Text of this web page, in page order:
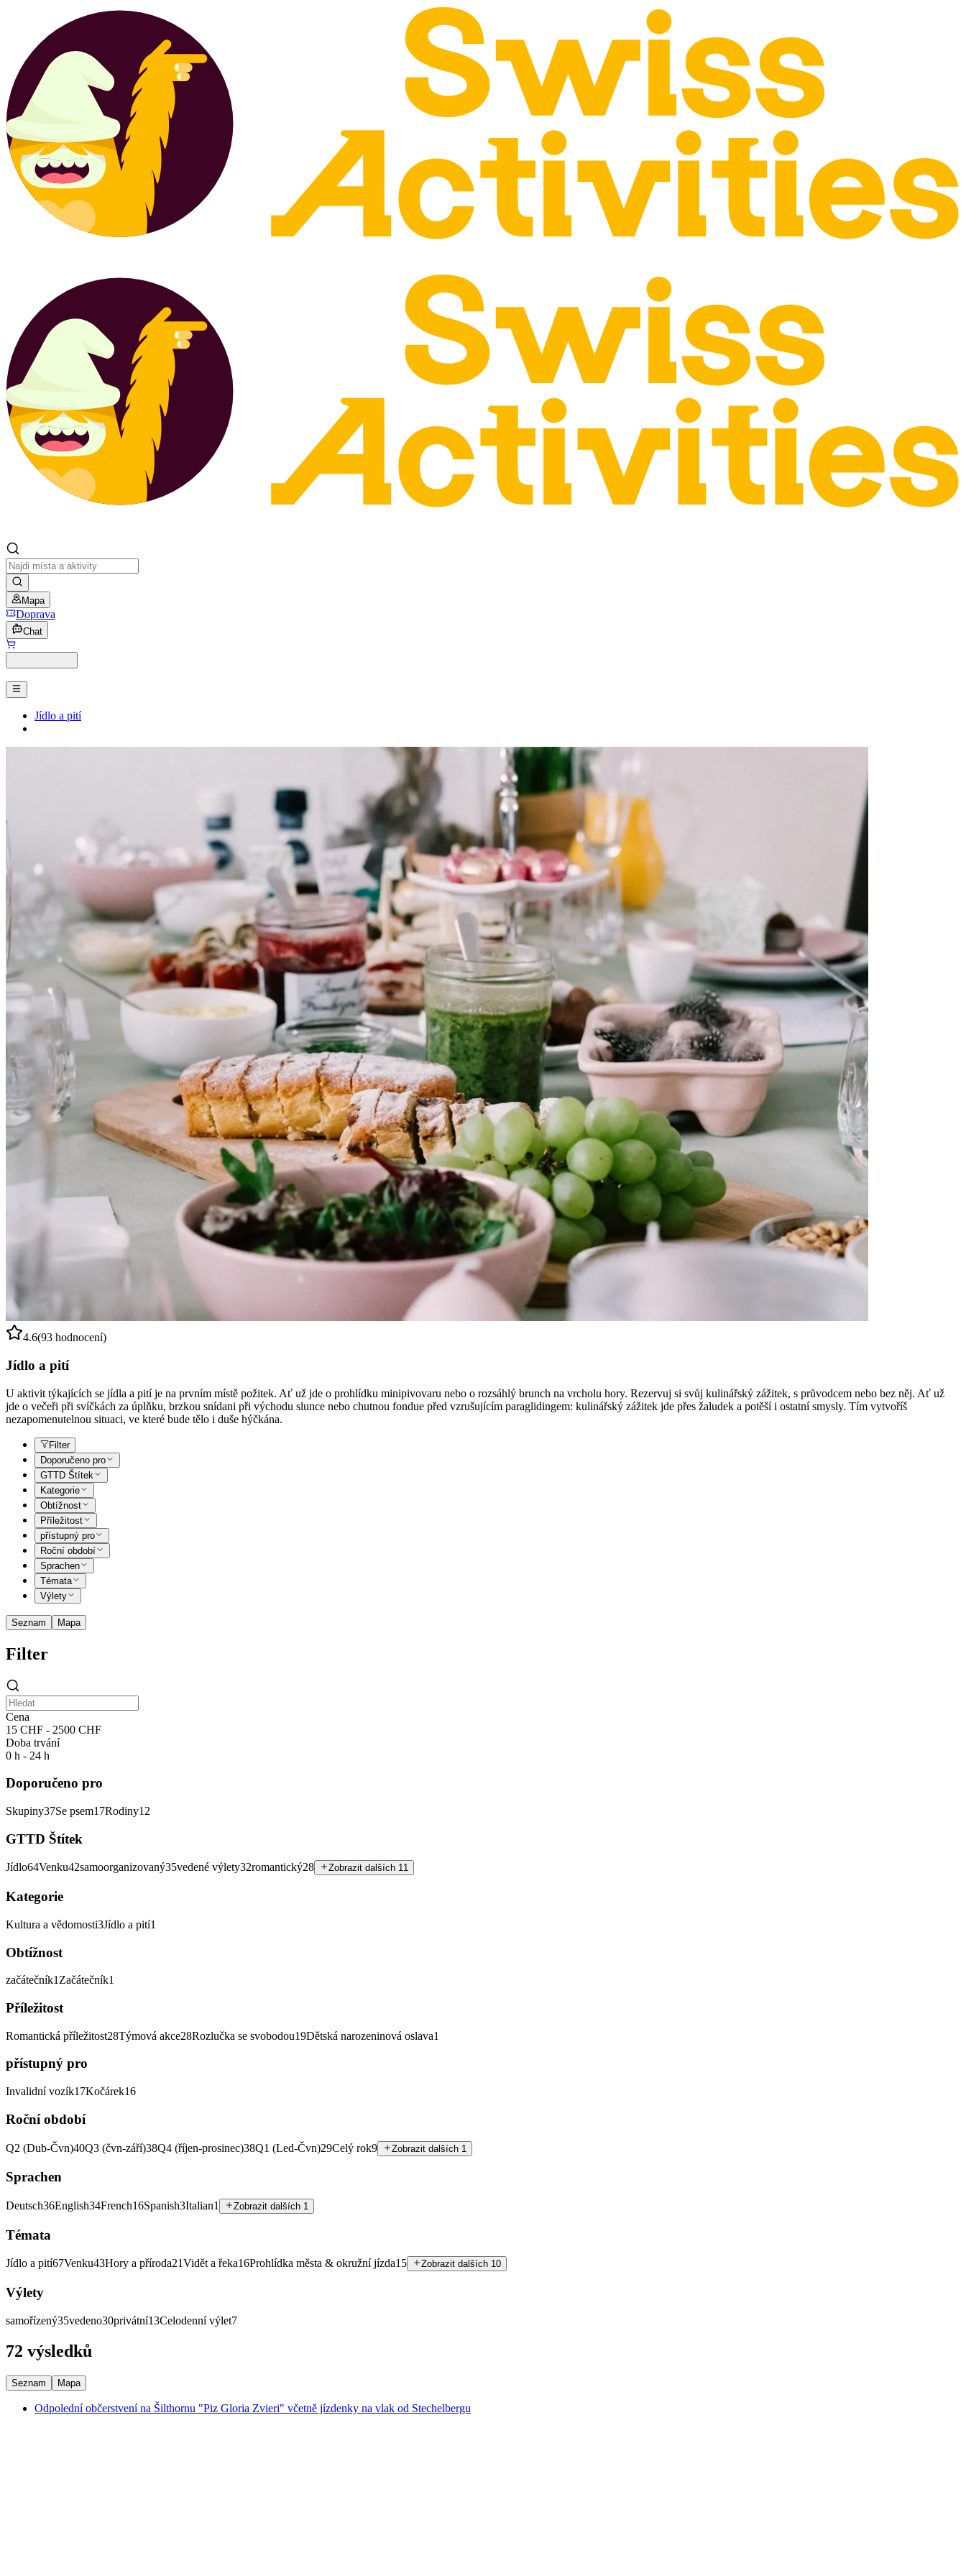
Mapa
Doprava
Chat
Jídlo a pití
4.6(93 hodnocení)
Jídlo a pití
U aktivit týkajících se jídla a pití je na prvním místě požitek. Ať už jde o prohlídku minipivovaru nebo o rozsáhlý brunch na vrcholu hory. Rezervuj si svůj kulinářský zážitek, s průvodcem nebo bez něj. Ať už
jde o večeři při svíčkách za úplňku, brzkou snídani při východu slunce nebo chutnou fondue před vzrušujícím paraglidingem: kulinářský zážitek jde přes žaludek a potěší i ostatní smysly. Tím vytvoříš
nezapomenutelnou situaci, ve které bude tělo i duše hýčkána.
Filter
Doporučeno pro
GTTD Štítek
Kategorie
Obtížnost
Příležitost
přístupný pro
Roční období
Sprachen
Témata
Výlety
Seznam Mapa
Filter
Cena
15 CHF - 2500 CHF
Doba trvání
0 h - 24 h
Doporučeno pro
Skupiny37Se psem17Rodiny12
GTTD Štítek
Jídlo64Venku42samoorganizovaný35vedené výlety32romantický28 Zobrazit dalších 11
Kategorie
Kultura a vědomosti3Jídlo a pití1
Obtížnost
začátečník1 Začátečník1
Příležitost
Romantická příležitost28Týmová akce28Rozlučka se svobodou19Dětská narozeninová oslava1
přístupný pro
Invalidní vozík17Kočárek16
Roční období
Q2 (Dub-Čvn)40Q3 (čvn-září)38Q4 (říjen-prosinec)38Q1 (Led-Čvn)29Celý rok9 Zobrazit dalších 1
Sprachen
Deutsch36English34French16Spanish3Italian1 Zobrazit dalších 1
Témata
Jídlo a pití67Venku43Hory a příroda21Vidět a řeka16Prohlídka města & okružní jízda15 Zobrazit dalších 10
Výlety
samořízený35vedeno30privátní13Celodenní výlet7
72 výsledků
Seznam Mapa
Odpolední občerstvení na Šilthornu "Piz Gloria Zvieri" včetně jízdenky na vlak od Stechelbergu